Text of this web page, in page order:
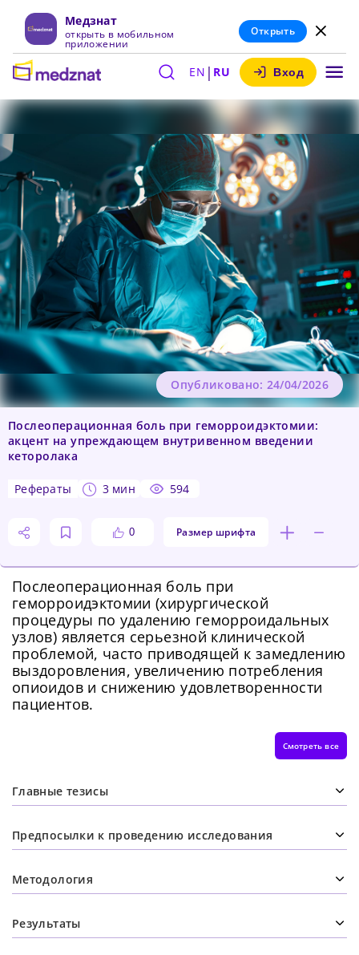
Медзнат
открыть в мобильном
приложении
Открыть
EN | RU Вход
Послеоперационная боль при геморроидэктомии:
акцент на упреждающем внутривенном введении
кеторолака
рефераты 3 мин 594
0 Размер шрифта
Опубликовано: 24/04/2026
Послеоперационная боль при
геморроидэктомии (хирургической
процедуры по удалению геморроидальных
узлов) является серьезной клинической
проблемой, часто приводящей к замедлению
выздоровления, увеличению потребления
опиоидов и снижению удовлетворенности
пациентов.
Смотреть все
Главные тезисы
Предпосылки к проведению исследования
Методология
Результаты